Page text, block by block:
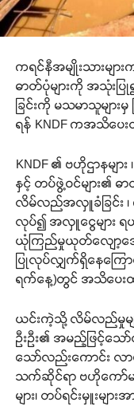
ကရင်နီအမျိုးသားမျာ
ဓာတ်ပုံများကို အသုံး
ခြင်းကို မသမာသူမျာ
ရန် KNDF ကအသိပေ
KNDF ၏ ဗဟိုဌာနများ
နှင့် တပ်ဖွဲ့ဝင်များ၏ ဓ
လိမ်လည်အလှူခံခြင်း ၊
လုပ်၍ အလှူငွေများ ရယူခ
ယုံကြည်မှုယုတ်လျော့အော
ပြုလုပ်လျှက်ရှိနေကြေ
ရက်နေ့)တွင် အသိပေး
ယင်းကဲ့သို့ လိမ်လည်မှုမျာ
ဦးဦး၏ အမည့်ဖြင့်သေ
သော်လည်းကောင်း လ
သက်ဆိုင်ရာ ဗဟိုကော်မတီ
များ၊ တပ်ရင်းမှူးမျာ